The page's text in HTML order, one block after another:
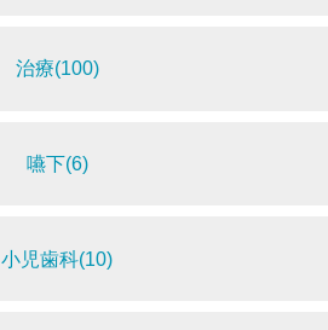
治療(100)
嚥下(6)
小児歯科(10)